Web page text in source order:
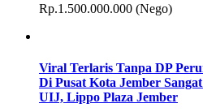
Rp.1.500.000.000 (Nego)
Viral Terlaris Tanpa DP
Di Pusat Kota Jember
UIJ, Lippo Plaza Jember